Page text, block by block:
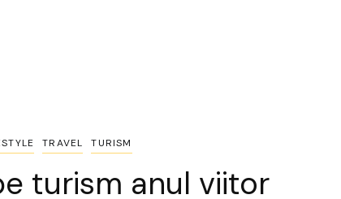
TRAVEL TURISM
turism anul viitor